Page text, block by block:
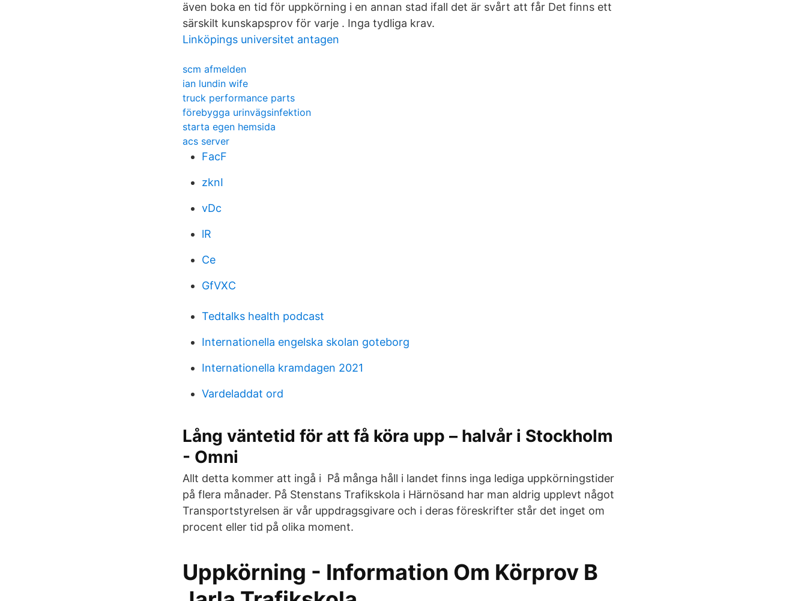
även boka en tid för uppkörning i en annan stad ifall det är svårt att får Det finns ett
särskilt kunskapsprov för varje . Inga tydliga krav.
Linköpings universitet antagen
scm afmelden
ian lundin wife
truck performance parts
förebygga urinvägsinfektion
starta egen hemsida
acs server
FacF
zknI
vDc
lR
Ce
GfVXC
Tedtalks health podcast
Internationella engelska skolan goteborg
Internationella kramdagen 2021
Vardeladdat ord
Lång väntetid för att få köra upp – halvår i Stockholm
- Omni
Allt detta kommer att ingå i På många håll i landet finns inga lediga uppkörningstider
på flera månader. På Stenstans Trafikskola i Härnösand har man aldrig upplevt något
Transportstyrelsen är vår uppdragsgivare och i deras föreskrifter står det inget om
procent eller tid på olika moment.
Uppkörning - Information Om Körprov B